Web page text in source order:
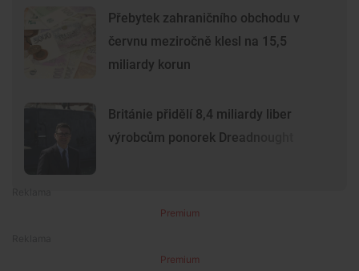
Přebytek zahraničního obchodu v
červnu meziročně klesl na 15,5
miliardy korun
Británie přidělí 8,4 miliardy liber
výrobcům ponorek Dreadnought
Premium
Premium